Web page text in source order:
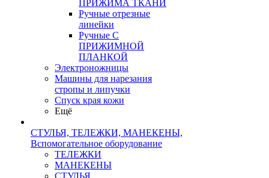
ПРИЖИМА ТКАНИ
Ручные отрезные
линейки
Ручные С
ПРИЖИМНОЙ
ПЛАНКОЙ
Электроножницы
Машины для нарезания
стропы и липучки
Спуск края кожи
Ещё
СТУЛЬЯ, ТЕЛЕЖКИ, МАНЕКЕНЫ,
Вспомогательное оборудование
ТЕЛЕЖКИ
МАНЕКЕНЫ
СТУЛЬЯ